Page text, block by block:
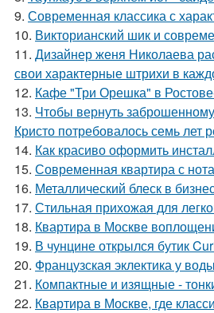
9. Современная классика с
10. Викторианский шик и
11. Дизайнер женя Николаева
свои характерные штрихи в
12. Кафе "Три Орешка" в
13. Чтобы вернуть
Кристо потребовалось семь лет
14. Как красиво оформить
15. Современная квартира с
16. Металлический блеск в
17. Стильная прихожая для
18. Квартира в Москве
19. В чунцине открылся бутик
20. Французская эклектика у
21. Компактные и изящные -
22. Квартира в Москве, где